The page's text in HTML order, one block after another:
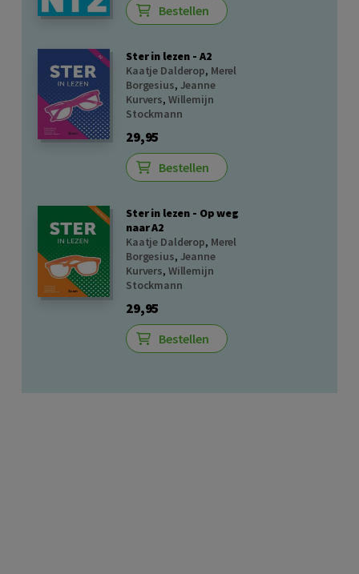
Bestellen
Ster in lezen - A2
Kaatje Dalderop, Merel
Borgesius, Jeanne
Kurvers, Willemijn
Stockmann
29,95
Bestellen
Ster in lezen - Op weg
naar A2
Kaatje Dalderop, Merel
Borgesius, Jeanne
Kurvers, Willemijn
Stockmann
29,95
Bestellen